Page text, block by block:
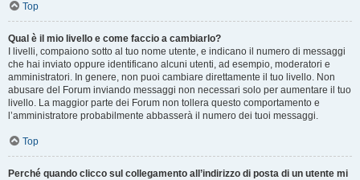
Top
Qual è il mio livello e come faccio a cambiarlo?
I livelli, compaiono sotto al tuo nome utente, e indicano il numero di messaggi
che hai inviato oppure identificano alcuni utenti, ad esempio, moderatori e
amministratori. In genere, non puoi cambiare direttamente il tuo livello. Non
abusare del Forum inviando messaggi non necessari solo per aumentare il tuo
livello. La maggior parte dei Forum non tollera questo comportamento e
l’amministratore probabilmente abbasserà il numero dei tuoi messaggi.
Top
Perché quando clicco sul collegamento all’indirizzo di posta di un utente mi